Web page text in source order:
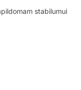
stabilumui